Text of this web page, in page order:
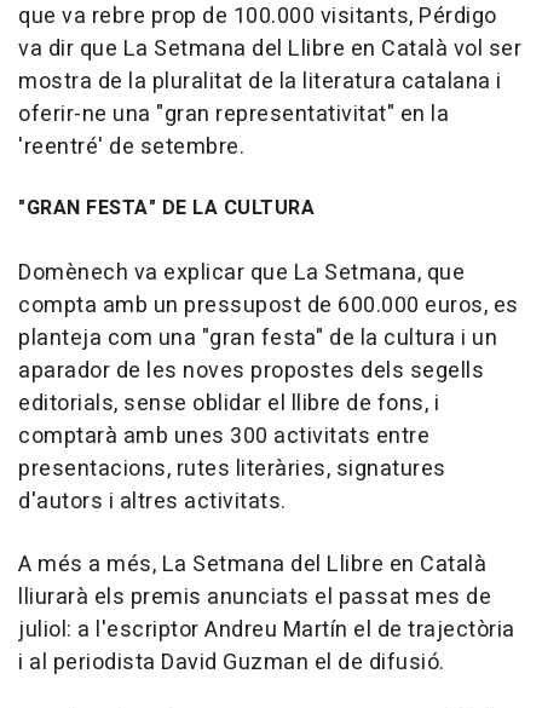
que va rebre prop de 100.000 visitants, Pérdigo
va dir que La Setmana del Llibre en Català vol ser
mostra de la pluralitat de la literatura catalana i
oferir-ne una "gran representativitat" en la
'reentré' de setembre.
"GRAN FESTA" DE LA CULTURA
Domènech va explicar que La Setmana, que
compta amb un pressupost de 600.000 euros, es
planteja com una "gran festa" de la cultura i un
aparador de les noves propostes dels segells
editorials, sense oblidar el llibre de fons, i
comptarà amb unes 300 activitats entre
presentacions, rutes literàries, signatures
d'autors i altres activitats.
A més a més, La Setmana del Llibre en Català
lliurarà els premis anunciats el passat mes de
juliol: a l'escriptor Andreu Martín el de trajectòria
i al periodista David Guzman el de difusió.